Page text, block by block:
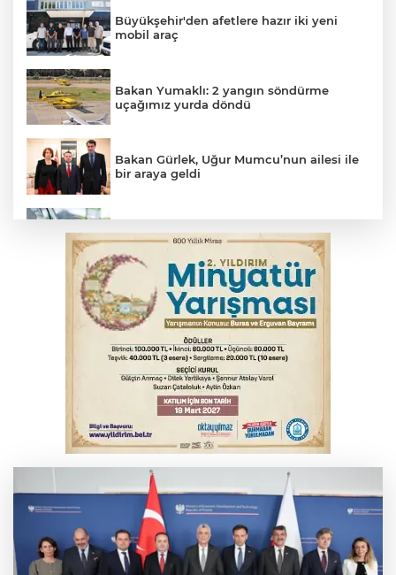
Büyükşehir'den afetlere hazır iki yeni
mobil araç
Bakan Yumaklı: 2 yangın söndürme
uçağımız yurda döndü
Bakan Gürlek, Uğur Mumcu’nun ailesi ile
bir araya geldi
yansıyacak mı?
YENİ Parti Genel Başkanı Özel'den
Çerçeve Yasa yorumu
Serbest piyasada döviz fiyatları
Serbest piyasada altın fiyatları...